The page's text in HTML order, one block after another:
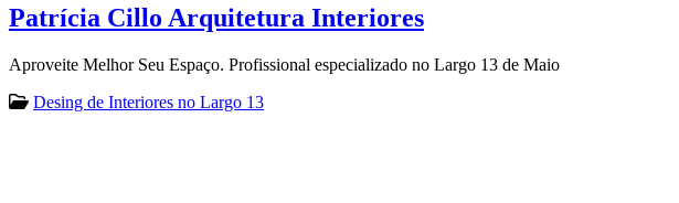
Patrícia Cillo Arquitetura Interiores
Aproveite Melhor Seu Espaço. Profissional especializado no Largo 13 de Maio
Desing de Interiores no Largo 13